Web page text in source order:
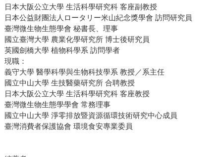
日本大阪公立大學 生活科學研究科 客座副教授
日本公益財團法人ロータリー米山紀念獎學會 訪問研究員
臺灣微生物生態學會 秘書長、理事
國立臺灣大學 農業化學研究所 博士後研究員
英國劍橋大學 植物科學系 訪問學者
現職：
義守大學 醫學科學與生物科技學系 教授／系主任
國立中山大學 生技醫藥研究所 合聘教授
日本大阪公立大學 生活科學研究科 客座教授
臺灣微生物生態學學會 常務理事
國立中山大學 淨零排放暨資源循環技術研究中心成員
臺灣消費者保護協會 環境食安專業委員